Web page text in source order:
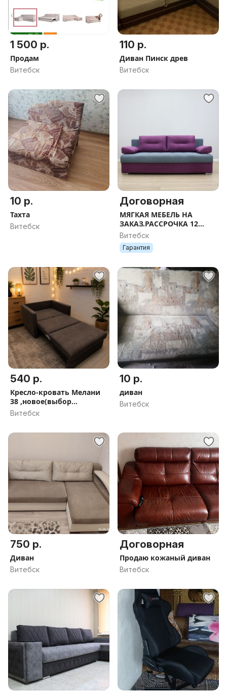
1 500 р.
Продам
Витебск
110 р.
Диван Пинск древ
Витебск
10 р.
Тахта
Витебск
Договорная
МЯГКАЯ МЕБЕЛЬ НА
ЗАКАЗ.РАССРОЧКА 12
МЕС. г.Витебск
Витебск
Гарантия
540 р.
Кресло-кровать Мелани
38 ,новое(выбор
расцветок),доставка по
Витебск
10 р.
диван
Витебск
750 р.
Диван
Витебск
Договорная
Продаю кожаный диван
Витебск